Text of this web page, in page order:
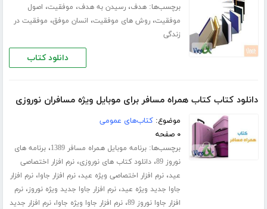
برچسب‌ها:هدف،رسیدن به هدف، موفقیت، اصول
موفقیت،روش های موفقیت، انسان موفق، موفقیت در
زندگی
دانلود کتاب
دانلود کتاب کتاب همراه مسافر برای موبایل ویژه مسافران نوروزی
موضوع:کتاب‌های عمومی
۰ صفحه
برچسب‌ها:برنامه موبایل همراه مسافر 1389 ،برنامه های
نوروز 89
،دانلود کتاب های نوروزی،نرم افزار اختصاصی
عید،نرم افزار اختصاصی ویژه عید،نرم افزار جاوا،نرم افزار
جاوا جدید ویژه عید،نرم افزار جاوا جدید ویژه نوروز،نرم
افزار جاوا نوروز 89
،نرم افزار جاوا ویژه جاوا،نرم افزار جدید